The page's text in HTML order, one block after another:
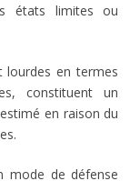
états limites ou
lourdes en termes
constituent un
en raison du
mode de défense